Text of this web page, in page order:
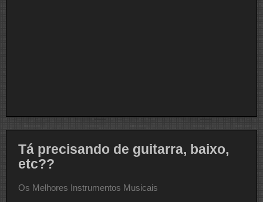
Tá precisando de guitarra, baixo,
etc??
Os Melhores Instrumentos Musicais